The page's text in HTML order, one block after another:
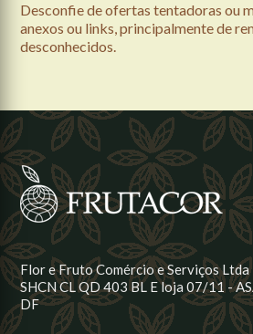
Desconfie de ofertas tentadoras ou
anexos ou links, principalmente de
desconhecidos.
Flor e Fruto Comércio e Serviços Ltda
SHCN CL QD 403 BL E loja 07/11 -
DF